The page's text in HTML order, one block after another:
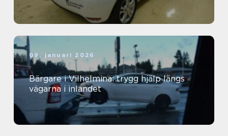
09. januari 2026
Bärgare i Vilhelmina: trygg hjälp längs
vägarna i inlandet